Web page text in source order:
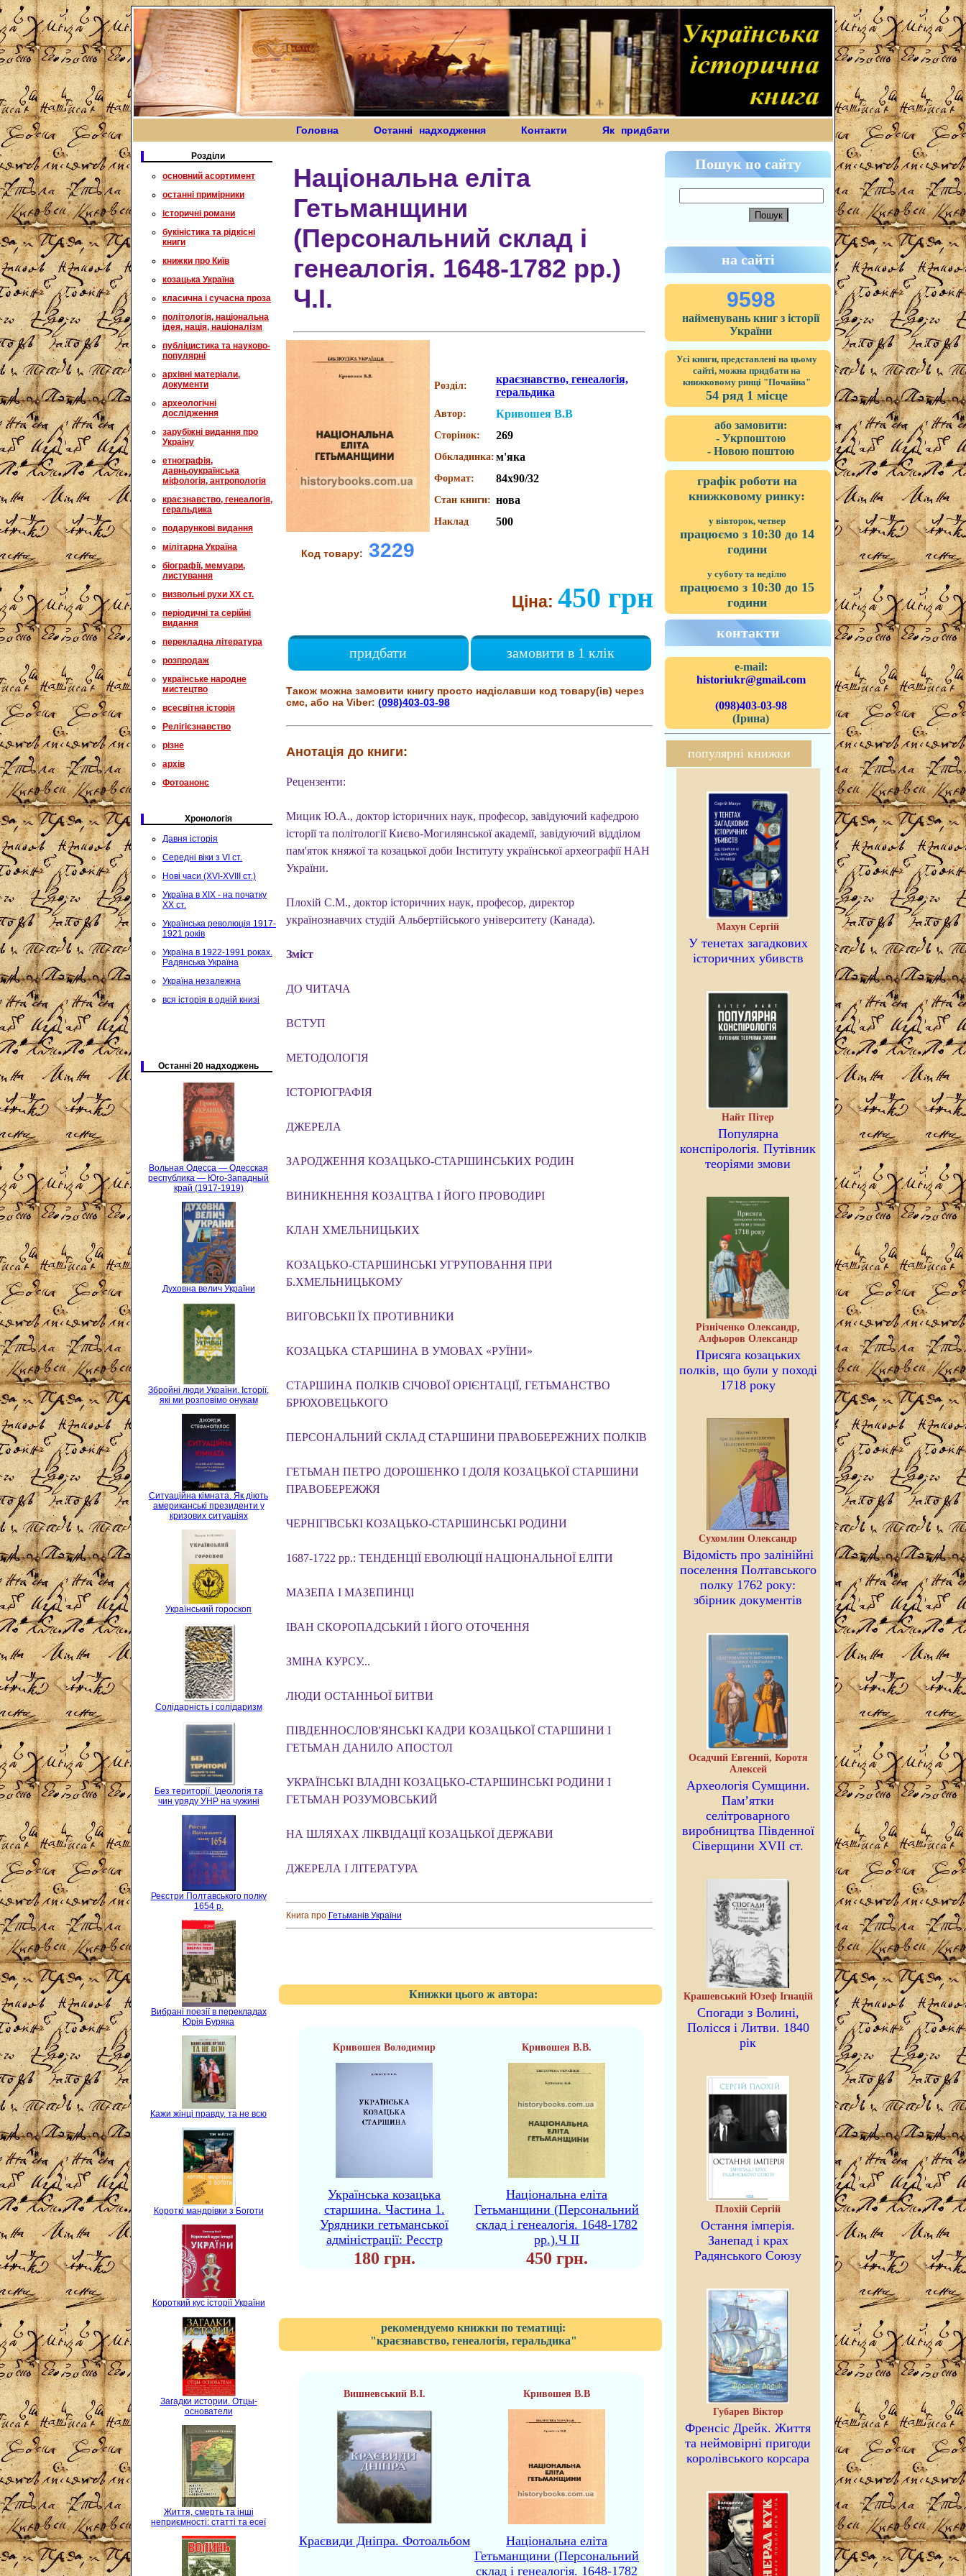
Головна Останні надходження Контакти Як придбати
Розділи
основний асортимент
останні примірники
історичні романи
букіністика та рідкісні
книги
книжки про Київ
козацька Україна
класична і сучасна проза
політологія, національна
ідея, нація, націоналізм
публіцистика та науково-
популярні
архівні матеріали,
документи
археологічні
дослідження
зарубіжні видання про
Україну
етнографія,
давньоукраїнська
міфологія, антропологія
краєзнавство, генеалогія,
геральдика
подарункові видання
мілітарна Україна
біографії, мемуари,
листування
визвольні рухи XX ст.
періодичні та серійні
видання
перекладна література
розпродаж
українське народне
мистецтво
всесвітня історія
Релігієзнавство
різне
архів
Фотоанонс
Хронологія
Давня історія
Середні віки з VI ст.
Нові часи (XVI-XVIII ст.)
Україна в XIX - на початку
XX ст.
Українська революція 1917-
1921 років
Україна в 1922-1991 роках.
Радянська Україна
Україна незалежна
вся історія в одній книзі
Останні 20 надходжень
Вольная Одесса — Одесская
республика — Юго-Западный
край (1917-1919)
Духовна велич України
Збройні люди України. Історії,
які ми розповімо онукам
Ситуаційна кімната. Як діють
американські президенти у
кризових ситуаціях
Український гороскоп
Солідарність і солідаризм
Без території. Ідеологія та
чин уряду УНР на чужині
Реєстри Полтавського полку
1654 р.
Вибрані поезії в перекладах
Юрія Буряка
Кажи жінці правду, та не всю
Короткі мандрівки з Боготи
Короткий кус історії України
Загадки истории. Отцы-
основатели
Життя, смерть та інші
неприємності: статті та есеї
Національна еліта
Гетьманщини
(Персональний склад і
генеалогія. 1648-1782 рр.)
Ч.І.
Код товару: 3229
Розділ:
краєзнавство, генеалогія,
геральдика
Автор: Кривошея В.В
Сторінок: 269
Обкладинка: м'яка
Формат: 84x90/32
Стан книги: нова
Наклад 500
Ціна: 450 грн
придбати замовити в 1 клік
Також можна замовити книгу просто надіславши код товару(ів) через
смс, або на Viber: (098)403-03-98
Анотація до книги:
Рецензенти:
Мицик Ю.А., доктор історичних наук, професор, завідуючий кафедрою
історії та політології Києво-Могилянської академії, завідуючий відділом
пам'яток княжої та козацької доби Інституту української археографії HAH
України.
Плохій С.М., доктор історичних наук, професор, директор
українознавчих студій Альбертійського університету (Канада).
Зміст
ДО ЧИТАЧА
ВСТУП
МЕТОДОЛОГІЯ
ІСТОРІОГРАФІЯ
ДЖЕРЕЛА
ЗАРОДЖЕННЯ КОЗАЦЬКО-СТАРШИНСЬКИХ РОДИН
ВИНИКНЕННЯ КОЗАЦТВА І ЙОГО ПРОВОДИРІ
КЛАН ХМЕЛЬНИЦЬКИХ
КОЗАЦЬКО-СТАРШИНСЬКІ УГРУПОВАННЯ ПРИ
Б.ХМЕЛЬНИЦЬКОМУ
ВИГОВСЬКІІ ЇХ ПРОТИВНИКИ
КОЗАЦЬКА СТАРШИНА В УМОВАХ «РУЇНИ»
СТАРШИНА ПОЛКІВ СІЧОВОЇ ОРІЄНТАЦІЇ, ГЕТЬМАНСТВО
БРЮХОВЕЦЬКОГО
ПЕРСОНАЛЬНИЙ СКЛАД СТАРШИНИ ПРАВОБЕРЕЖНИХ ПОЛКІВ
ГЕТЬМАН ПЕТРО ДОРОШЕНКО І ДОЛЯ КОЗАЦЬКОЇ СТАРШИНИ
ПРАВОБЕРЕЖЖЯ
ЧЕРНІГІВСЬКІ КОЗАЦЬКО-СТАРШИНСЬКІ РОДИНИ
1687-1722 рр.: ТЕНДЕНЦІЇ ЕВОЛЮЦІЇ НАЦІОНАЛЬНОЇ ЕЛІТИ
МАЗЕПА І МАЗЕПИНЦІ
ІВАН СКОРОПАДСЬКИЙ І ЙОГО ОТОЧЕННЯ
ЗМІНА КУРСУ...
ЛЮДИ ОСТАННЬОЇ БИТВИ
ПІВДЕННОСЛОВ'ЯНСЬКІ КАДРИ КОЗАЦЬКОЇ СТАРШИНИ І
ГЕТЬМАН ДАНИЛО АПОСТОЛ
УКРАЇНСЬКІ ВЛАДНІ КОЗАЦЬКО-СТАРШИНСЬКІ РОДИНИ І
ГЕТЬМАН РОЗУМОВСЬКИЙ
НА ШЛЯХАХ ЛІКВІДАЦІЇ КОЗАЦЬКОЇ ДЕРЖАВИ
ДЖЕРЕЛА І ЛІТЕРАТУРА
Книга про Гетьманів України
Книжки цього ж автора:
Кривошея Володимир Кривошея В.В.
Українська козацька
старшина. Частина 1.
Урядники гетьманської
адміністрації: Ресстр
Національна еліта
Гетьманщини (Персональний
склад і генеалогія. 1648-1782
рр.).Ч ІІ
180 грн. 450 грн.
рекомендуемо книжки по тематиці:
"краєзнавство, генеалогія, геральдика"
Вишневський В.І. Кривошея В.В
Краєвиди Дніпра. Фотоальбом
Національна еліта
Гетьманщини (Персональний
склад і генеалогія. 1648-1782
Пошук по сайту
на сайті
9598
найменувань книг з історії
України
Усі книги, представлені на цьому
сайті, можна придбати на
книжковому ринці "Почайна"
54 ряд 1 місце
або замовити:
- Укрпоштою
- Новою поштою
графік роботи на
книжковому ринку:
у вівторок, четвер
працюємо з 10:30 до 14
години
у суботу та неділю
працюємо з 10:30 до 15
години
контакти
e-mail:
historiukr@gmail.com
(098)403-03-98
(Ірина)
популярні книжки
Махун Сергій
У тенетах загадкових
історичних убивств
Найт Пітер
Популярна
конспірологія. Путівник
теоріями змови
Різніченко Олександр,
Алфьоров Олександр
Присяга козацьких
полків, що були у поході
1718 року
Сухомлин Олександр
Відомість про залінійні
поселення Полтавського
полку 1762 року:
збірник документів
Осадчий Евгений, Коротя
Алексей
Археологія Сумщини.
Пам’ятки
селітроварного
виробництва Південної
Сіверщини XVII ст.
Крашевський Юзеф Ігнацій
Спогади з Волині,
Полісся і Литви. 1840
рік
Плохій Сергій
Остання імперія.
Занепад і крах
Радянського Союзу
Губарев Віктор
Френсіс Дрейк. Життя
та неймовірні пригоди
королівського корсара